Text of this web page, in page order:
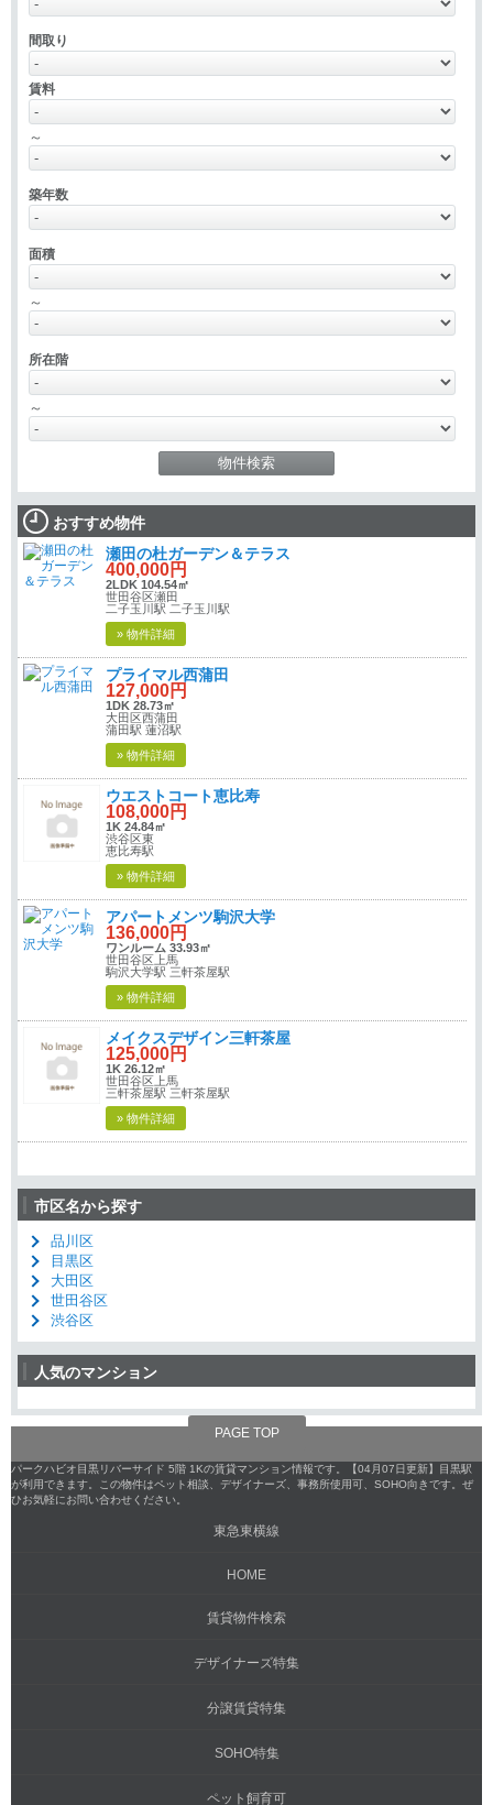
間取り
賃料
～
築年数
面積
～
所在階
～
おすすめ物件
瀬田の杜ガーデン＆テラス
400,000円
2LDK 104.54㎡
世田谷区瀬田
二子玉川駅 二子玉川駅
» 物件詳細
プライマル西蒲田
127,000円
1DK 28.73㎡
大田区西蒲田
蒲田駅 蓮沼駅
» 物件詳細
ウエストコート恵比寿
108,000円
1K 24.84㎡
渋谷区東
恵比寿駅
» 物件詳細
アパートメンツ駒沢大学
136,000円
ワンルーム 33.93㎡
世田谷区上馬
駒沢大学駅 三軒茶屋駅
» 物件詳細
メイクスデザイン三軒茶屋
125,000円
1K 26.12㎡
世田谷区上馬
三軒茶屋駅 三軒茶屋駅
» 物件詳細
市区名から探す
品川区
目黒区
大田区
世田谷区
渋谷区
人気のマンション
PAGE TOP
パークハビオ目黒リバーサイド 5階 1Kの賃貸マンション情報です。【04月07日更新】目黒駅
が利用できます。この物件はペット相談、デザイナーズ、事務所使用可、SOHO向きです。ぜ
ひお気軽にお問い合わせください。
東急東横線
HOME
賃貸物件検索
デザイナーズ特集
分譲賃貸特集
SOHO特集
ペット飼育可